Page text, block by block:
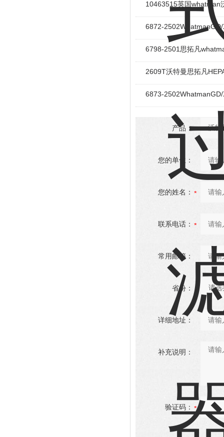
10463515英国whatman
6872-
6798-2501思拓凡
2609T沃特曼思拓凡
6873-
产品：
您的单位：
您的姓名：
联系电话：
常用邮箱：
省份：
详细地址：
补充说明：
验证码：